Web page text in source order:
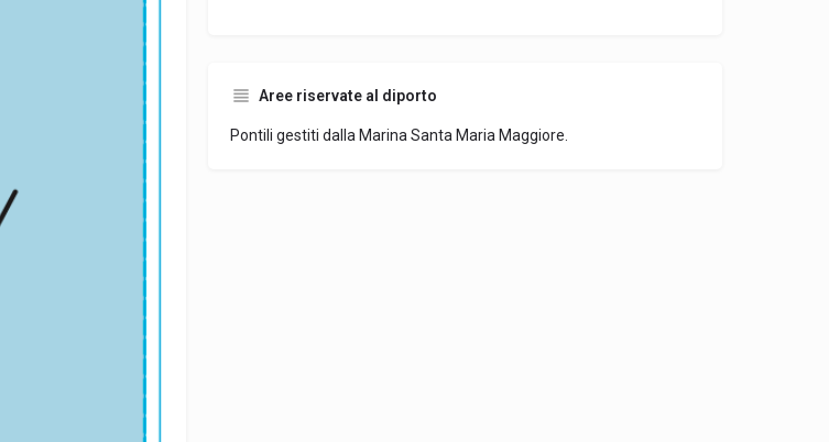
Aree riservate al diporto
Pontili gestiti dalla Marina Santa Maria Maggiore.